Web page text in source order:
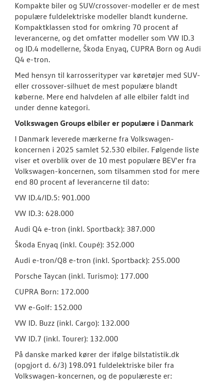
Kompakte biler og SUV/crossover-modeller er de mest
populære fuldelektriske modeller blandt kunderne.
Kompaktklassen stod for omkring 70 procent af
leverancerne, og det omfatter modeller som VW ID.3
og ID.4 modellerne, Škoda Enyaq, CUPRA Born og Audi
Q4 e-tron.
Med hensyn til karrosserityper var køretøjer med SUV-
eller crossover-silhuet de mest populære blandt
køberne. Mere end halvdelen af alle elbiler faldt ind
under denne kategori.
Volkswagen Groups elbiler er populære i Danmark
I Danmark leverede mærkerne fra Volkswagen-
koncernen i 2025 samlet 52.530 elbiler. Følgende liste
viser et overblik over de 10 mest populære BEV'er fra
Volkswagen-koncernen, som tilsammen stod for mere
end 80 procent af leverancerne til dato:
VW ID.4/ID.5: 901.000
VW ID.3: 628.000
Audi Q4 e-tron (inkl. Sportback): 387.000
Škoda Enyaq (inkl. Coupé): 352.000
Audi e-tron/Q8 e-tron (inkl. Sportback): 255.000
Porsche Taycan (inkl. Turismo): 177.000
CUPRA Born: 172.000
VW e-Golf: 152.000
VW ID. Buzz (inkl. Cargo): 132.000
VW ID.7 (inkl. Tourer): 132.000
På danske marked kører der ifølge bilstatistik.dk
(opgjort d. 6/3) 198.091 fuldelektriske biler fra
Volkswagen-koncernen, og de populæreste er: